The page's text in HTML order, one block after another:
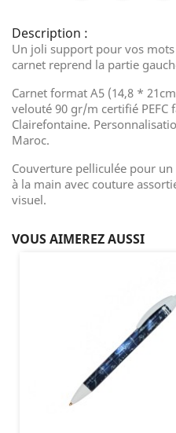
Description :
Un joli support pour vos
carnet reprend la partie
Carnet format A5 (14,8 *
velouté 90 gr/m certifié PEFC
Clairefontaine.
Maroc.
Couverture pelliculée pour
à la main avec couture
visuel.
VOUS AIMEREZ AUSSI